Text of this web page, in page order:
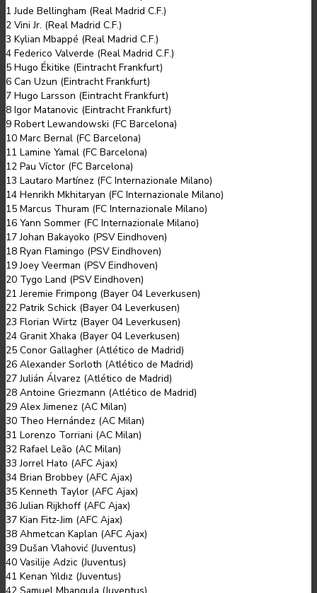
1 Jude Bellingham (Real Madrid C.F.)
2 Vini Jr. (Real Madrid C.F.)
3 Kylian Mbappé (Real Madrid C.F.)
4 Federico Valverde (Real Madrid C.F.)
5 Hugo Ékitike (Eintracht Frankfurt)
6 Can Uzun (Eintracht Frankfurt)
7 Hugo Larsson (Eintracht Frankfurt)
8 Igor Matanovic (Eintracht Frankfurt)
9 Robert Lewandowski (FC Barcelona)
10 Marc Bernal (FC Barcelona)
11 Lamine Yamal (FC Barcelona)
12 Pau Víctor (FC Barcelona)
13 Lautaro Martínez (FC Internazionale Milano)
14 Henrikh Mkhitaryan (FC Internazionale Milano)
15 Marcus Thuram (FC Internazionale Milano)
16 Yann Sommer (FC Internazionale Milano)
17 Johan Bakayoko (PSV Eindhoven)
18 Ryan Flamingo (PSV Eindhoven)
19 Joey Veerman (PSV Eindhoven)
20 Tygo Land (PSV Eindhoven)
21 Jeremie Frimpong (Bayer 04 Leverkusen)
22 Patrik Schick (Bayer 04 Leverkusen)
23 Florian Wirtz (Bayer 04 Leverkusen)
24 Granit Xhaka (Bayer 04 Leverkusen)
25 Conor Gallagher (Atlético de Madrid)
26 Alexander Sorloth (Atlético de Madrid)
27 Julián Álvarez (Atlético de Madrid)
28 Antoine Griezmann (Atlético de Madrid)
29 Alex Jimenez (AC Milan)
30 Theo Hernández (AC Milan)
31 Lorenzo Torriani (AC Milan)
32 Rafael Leão (AC Milan)
33 Jorrel Hato (AFC Ajax)
34 Brian Brobbey (AFC Ajax)
35 Kenneth Taylor (AFC Ajax)
36 Julian Rijkhoff (AFC Ajax)
37 Kian Fitz-Jim (AFC Ajax)
38 Ahmetcan Kaplan (AFC Ajax)
39 Dušan Vlahović (Juventus)
40 Vasilije Adzic (Juventus)
41 Kenan Yıldız (Juventus)
42 Samuel Mbangula (Juventus)